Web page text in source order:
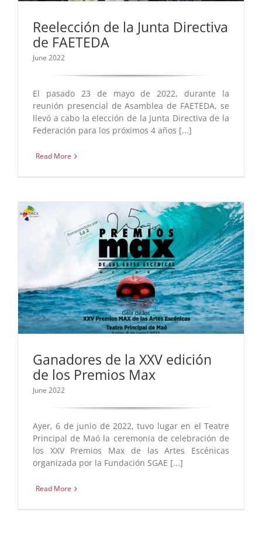
Reelección de la Junta Directiva
de FAETEDA
June 2022
El pasado 23 de mayo de 2022, durante la
reunión presencial de Asamblea de FAETEDA, se
llevó a cabo la elección de la Junta Directiva de la
Federación para los próximos 4 años [...]
Read More
Ganadores de la XXV edición
de los Premios Max
June 2022
Ayer, 6 de junio de 2022, tuvo lugar en el Teatre
Principal de Maó la ceremonia de celebración de
los XXV Premios Max de las Artes Escénicas
organizada por la Fundación SGAE [...]
Read More